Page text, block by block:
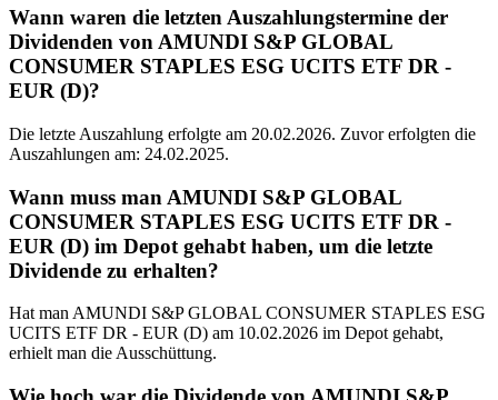
Wann waren die letzten Auszahlungstermine der
Dividenden von AMUNDI S&P GLOBAL
CONSUMER STAPLES ESG UCITS ETF DR -
EUR (D)?
Die letzte Auszahlung erfolgte am 20.02.2026. Zuvor erfolgten die
Auszahlungen am: 24.02.2025.
Wann muss man AMUNDI S&P GLOBAL
CONSUMER STAPLES ESG UCITS ETF DR -
EUR (D) im Depot gehabt haben, um die letzte
Dividende zu erhalten?
Hat man AMUNDI S&P GLOBAL CONSUMER STAPLES ESG
UCITS ETF DR - EUR (D) am 10.02.2026 im Depot gehabt,
erhielt man die Ausschüttung.